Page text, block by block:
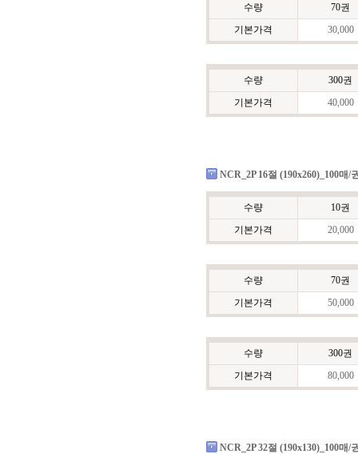
수량
70권
기본가격
30,000
수량
300권
기본가격
40,000
NCR_2P 16절 (190x260)_100매/
수량
10권
기본가격
20,000
수량
70권
기본가격
50,000
수량
300권
기본가격
80,000
NCR_2P 32절 (190x130)_100매/